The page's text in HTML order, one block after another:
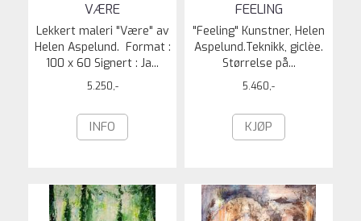
VÆRE
Lekkert maleri "Være" av
Helen Aspelund. Format :
100 x 60 Signert : Ja...
5.250,-
INFO
FEELING
"Feeling" Kunstner, Helen
Aspelund.Teknikk, giclèe.
Størrelse på...
5.460,-
KJØP